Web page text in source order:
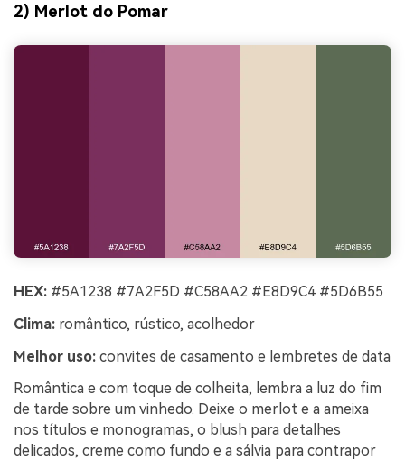
2) Merlot do Pomar
HEX: #5A1238 #7A2F5D #C58AA2 #E8D9C4 #5D6B55
Clima: romântico, rústico, acolhedor
Melhor uso: convites de casamento e lembretes de data
Romântica e com toque de colheita, lembra a luz do fim
de tarde sobre um vinhedo. Deixe o merlot e a ameixa
nos títulos e monogramas, o blush para detalhes
delicados, creme como fundo e a sálvia para contrapor